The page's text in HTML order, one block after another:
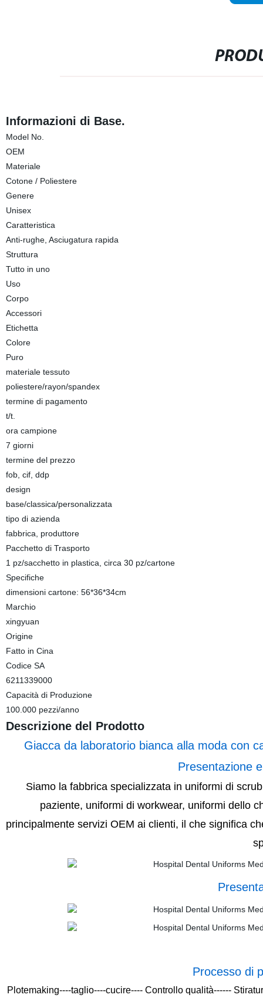
Informazioni di Base.
Model No.
OEM
Materiale
Cotone / Poliestere
Genere
Unisex
Caratteristica
Anti-rughe, Asciugatura rapida
Struttura
Tutto in uno
Uso
Corpo
Accessori
Etichetta
Colore
Puro
materiale tessuto
poliestere/rayon/spandex
termine di pagamento
t/t.
ora campione
7 giorni
termine del prezzo
fob, cif, ddp
design
base/classica/personalizzata
tipo di azienda
fabbrica, produttore
Pacchetto di Trasporto
1 pz/sacchetto in plastica, circa 30 pz/cartone
Specifiche
dimensioni cartone: 56*36*34cm
Marchio
xingyuan
Origine
Fatto in Cina
Codice SA
6211339000
Capacità di Produzione
100.000 pezzi/anno
Descrizione del Prodotto
Giacca da laboratorio bianca alla moda con
Presentazione
Siamo la fabbrica specializzata in uniformi di
paziente, uniformi di workwear, uniformi dello
principalmente servizi OEM ai clienti, il che significa
Processo di
Plotemaking----taglio----cucire---- Controllo qualità------